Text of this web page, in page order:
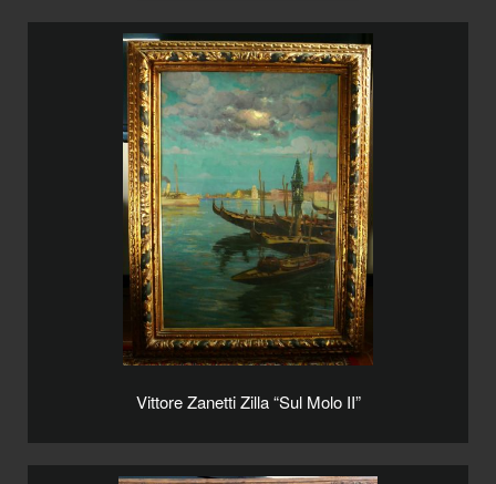
Vittore Zanetti Zilla “Sul Molo II”